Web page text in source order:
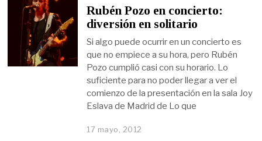
Rubén Pozo en concierto:
diversión en solitario
Si algo puede ocurrir en un concierto es
que no empiece a su hora, pero Rubén
Pozo cumplió casi con su horario. Lo
suficiente para no poder llegar a ver el
comienzo de la presentación en la sala Joy
Eslava de Madrid de Lo que
17 mayo, 2012